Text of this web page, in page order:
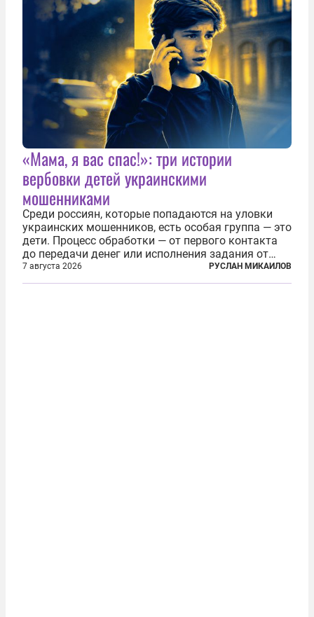
«Мама, я вас спас!»: три истории
вербовки детей украинскими
мошенниками
Среди россиян, которые попадаются на уловки
украинских мошенников, есть особая группа — это
дети. Процесс обработки — от первого контакта
до передачи денег или исполнения задания от
кураторов может занять от двух часов до
нескольких месяцев. Детей превращают в
7 августа 2026 РУСЛАН МИКАИЛОВ